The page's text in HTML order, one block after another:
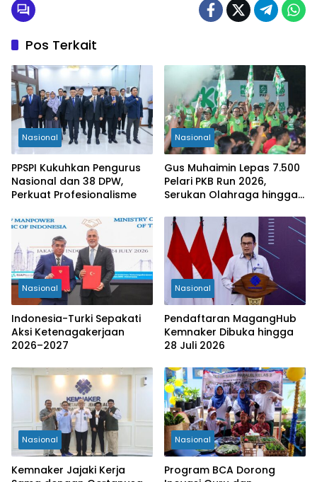
Pos Terkait
Nasional
PPSPI Kukuhkan Pengurus
Nasional dan 38 DPW,
Perkuat Profesionalisme
Nasional
Gus Muhaimin Lepas 7.500
Pelari PKB Run 2026,
Serukan Olahraga hingga
Nasional
Indonesia-Turki Sepakati
Aksi Ketenagakerjaan
2026–2027
Nasional
Pendaftaran MagangHub
Kemnaker Dibuka hingga
28 Juli 2026
Nasional
Kemnaker Jajaki Kerja
Nasional
Program BCA Dorong